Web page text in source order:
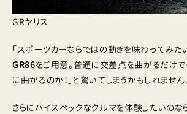
GRヤリス
「スポーツカーならではの動きを味わってみた
GR86をご用意。普通に交差点を曲がるだけで
に曲がるのか！」と驚いてしまうかもしれません
さらにハイスペックなクルマを体験したいのな